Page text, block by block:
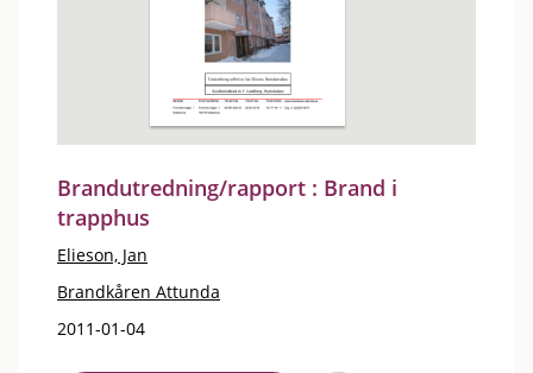
Brandutredning/rapport : Brand i
trapphus
Elieson, Jan
Brandkåren Attunda
2011-01-04